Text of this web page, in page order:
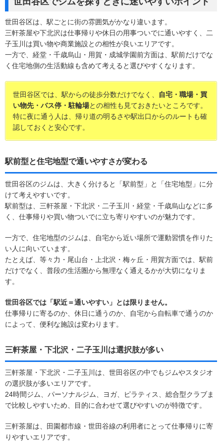
世田谷区は、駅ごとに街の雰囲気がかなり違います。
三軒茶屋や下北沢は仕事帰りや休日の用事ついでに通いやすく、二
子玉川は買い物や商業施設との相性が良いエリアです。
一方で、経堂・千歳烏山・用賀・成城学園前方面は、駅前だけでな
く住宅地側の生活動線も含めて考えると選びやすくなります。
世田谷区では、駅からの徒歩分数だけでなく、
自宅・職場・買
い物先・バス停・駐輪場との相性も見ておきたいところです。
特に夜に通う人は、帰り道の明るさや駅出口からのルートも確
認しておくと安心です。
駅前型と住宅地型で通いやすさが変わる
世田谷区のジムは、大きく分けると「駅前型」と「住宅地型」に分
けて考えやすいです。
駅前型は、三軒茶屋・下北沢・二子玉川・経堂・千歳烏山などに多
く、仕事帰りや買い物ついでに立ち寄りやすいのが魅力です。
一方で、住宅地型のジムは、自宅から近い場所で運動習慣を作りた
い人に向いています。
たとえば、等々力・尾山台・上北沢・梅ヶ丘・用賀方面では、駅前
だけでなく、普段の生活圏から無理なく通えるかが大切になりま
す。
世田谷区では「駅近＝通いやすい」とは限りません。
仕事帰りに寄るのか、休日に通うのか、自宅から自転車で通うのか
によって、便利な施設は変わります。
三軒茶屋・下北沢・二子玉川は選択肢が多い
三軒茶屋・下北沢・二子玉川は、世田谷区の中でもジムやスタジオ
の選択肢が多いエリアです。
24時間ジム、パーソナルジム、ヨガ、ピラティス、総合型クラブま
で比較しやすいため、目的に合わせて選びやすいのが特徴です。
三軒茶屋は、田園都市線・世田谷線の利用者にとって仕事帰りに寄
りやすいエリアです。